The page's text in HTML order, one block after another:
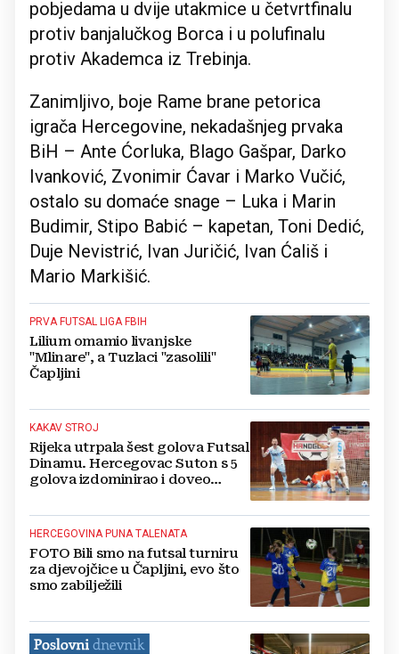
pobjedama u dvije utakmice u četvrtfinalu
protiv banjalučkog Borca i u polufinalu
protiv Akademca iz Trebinja.
Zanimljivo, boje Rame brane petorica
igrača Hercegovine, nekadašnjeg prvaka
BiH – Ante Ćorluka, Blago Gašpar, Darko
Ivanković, Zvonimir Ćavar i Marko Vučić,
ostalo su domaće snage – Luka i Marin
Budimir, Stipo Babić – kapetan, Toni Dedić,
Duje Nevistrić, Ivan Juričić, Ivan Ćališ i
Mario Markišić.
PRVA FUTSAL LIGA FBIH
Lilium omamio livanjske
"Mlinare", a Tuzlaci "zasolili"
Čapljini
KAKAV STROJ
Rijeka utrpala šest golova Futsal
Dinamu. Hercegovac Suton s 5
golova izdominirao i doveo
HERCEGOVINA PUNA TALENATA
FOTO Bili smo na futsal turniru
za djevojčice u Čapljini, evo što
smo zabilježili